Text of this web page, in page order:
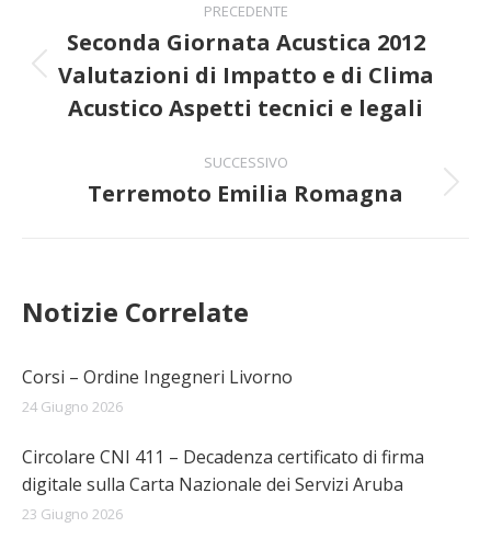
tra
PRECEDENTE
Post
precedente:
Seconda Giornata Acustica 2012
Valutazioni di Impatto e di Clima
Acustico Aspetti tecnici e legali
SUCCESSIVO
Prossimo
Terremoto Emilia Romagna
Notizie Correlate
Corsi – Ordine Ingegneri Livorno
24 Giugno 2026
Circolare CNI 411 – Decadenza certificato di firma
digitale sulla Carta Nazionale dei Servizi Aruba
23 Giugno 2026